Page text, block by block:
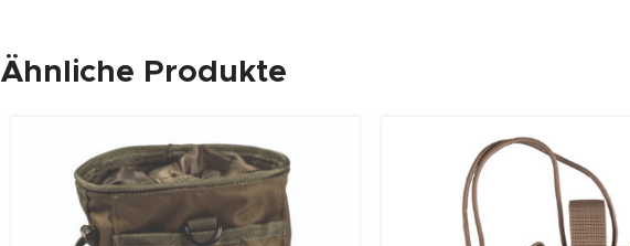
Ähnliche Produkte